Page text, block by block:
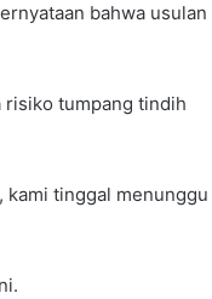
bahwa usulan
risiko tumpang tindih
kami tinggal menunggu